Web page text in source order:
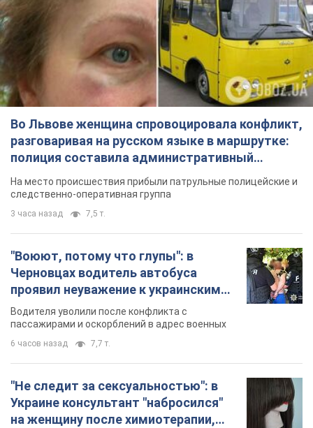
Во Львове женщина спровоцировала конфликт,
разговаривая на русском языке в маршрутке:
полиция составила административный
протокол. Видео
На место происшествия прибыли патрульные полицейские и
следственно-оперативная группа
3 часа назад 7,5 т.
"Воюют, потому что глупы": в
Черновцах водитель автобуса
проявил неуважение к украинским
военным и поплатился за это.
Видео
Водителя уволили после конфликта с
пассажирами и оскорблений в адрес военных
6 часов назад 7,7 т.
"Не следит за сексуальностью": в
Украине консультант "набросился"
на женщину после химиотерапии,